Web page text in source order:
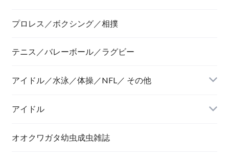
プロレス／ボクシング／相撲
テニス／バレーボール／ラグビー
アイドル／水泳／体操／NFL／ その他
アイドル
オオクワガタ幼虫成虫雑誌